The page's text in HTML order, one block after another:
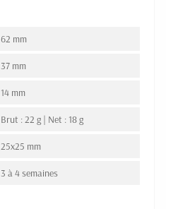
62 mm
37 mm
14 mm
Brut : 22 g | Net : 18 g
25x25 mm
3 à 4 semaines